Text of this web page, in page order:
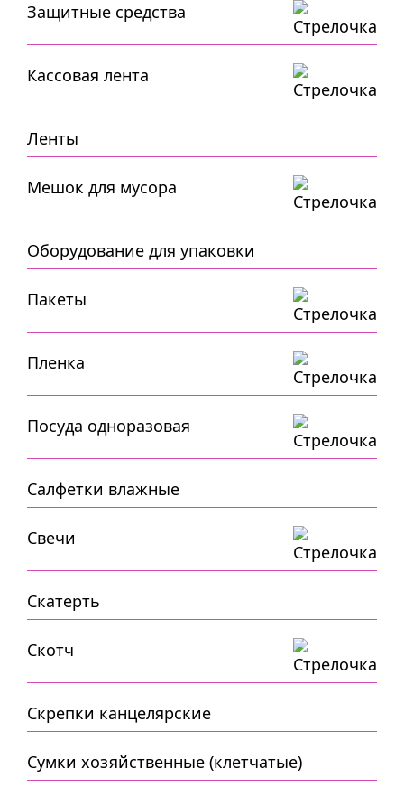
Защитные средства
Кассовая лента
Ленты
Мешок для мусора
Оборудование для упаковки
Пакеты
Пленка
Посуда одноразовая
Салфетки влажные
Свечи
Скатерть
Скотч
Скрепки канцелярские
Сумки хозяйственные (клетчатые)